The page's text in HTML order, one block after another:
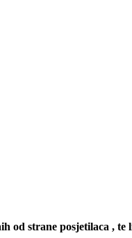
od strane posjetilaca , te